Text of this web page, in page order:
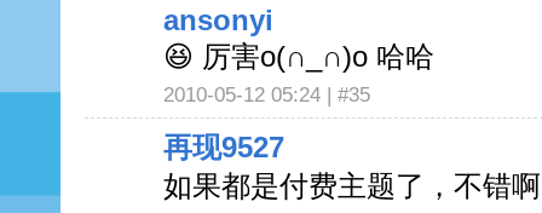
ansonyi
😆 厉害o(∩_∩)o 哈哈
2010-05-12 05:24 | #35
再现9527
如果都是付费主题了，不错